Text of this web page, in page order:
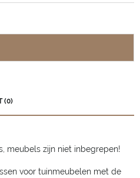
(0)
meubels zijn niet inbegrepen!
voor tuinmeubelen met de